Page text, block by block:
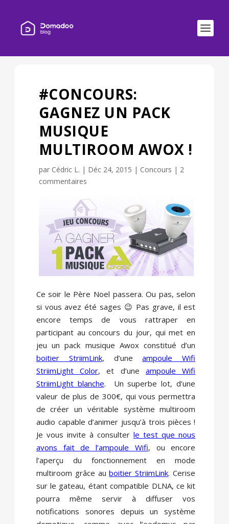
#CONCOURS:
GAGNEZ UN PACK
MUSIQUE
MULTIROOM AWOX !
par Cédric L. | Déc 24, 2015 | Concours | 2
commentaires
Ce soir le Père Noel passera. Ou pas, selon
si vous avez été sages 😉 Pas grave, il est
encore temps de vous rattraper en
participant au concours du jour, qui met en
jeu un pack musique Awox constitué d’un
boitier StriimLink, d’uneampoule Wifi
StriimLight Color, et d’une ampoule Wifi
StriimLight blanche. Un superbe lot, d’une
valeur de plus de 300€, qui vous permettra
de créer un véritable système multiroom
audio capable d’animer jusqu’à trois pièces !
Je vous invite à consulterle test que nous
avons fait de l’ampoule Wifi, ou encore
l’aperçu du fonctionnement en mode
multiroom grâce auboitier StriimLink. Cerise
sur le gateau, étant compatible DLNA, ce kit
pourra même servir à diffuser vos
notifications sonores depuis un système